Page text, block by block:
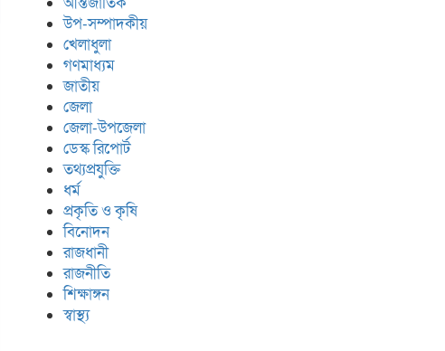
উপ-সম্পাদকীয়
খেলাধুলা
গণমাধ্যম
জাতীয়
জেলা
জেলা-উপজেলা
ডেস্ক রিপোর্ট
তথ্যপ্রযুক্তি
ধর্ম
প্রকৃতি ও কৃষি
বিনোদন
রাজধানী
রাজনীতি
শিক্ষাঙ্গন
স্বাস্থ্য